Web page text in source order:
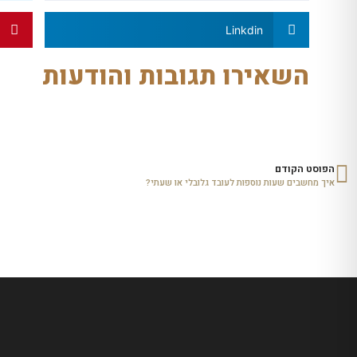
Linkdin
השאירו תגובות והודעות
הפוסט הקודם
איך מחשבים שעות נוספות לעובד גלובלי או שעתי?